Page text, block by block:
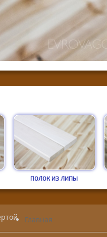
ПОЛОК ИЗ ЛИПЫ
Главная